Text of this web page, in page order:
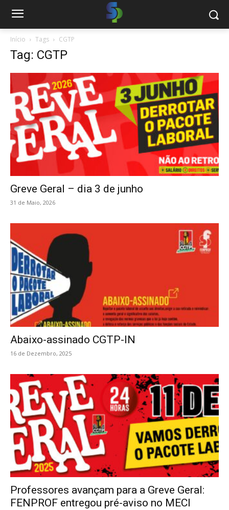
Início Tags CGTP
Tag: CGTP
Greve Geral – dia 3 de junho
31 de Maio, 2026
Abaixo-assinado CGTP-IN
16 de Dezembro, 2025
Professores avançam para a Greve Geral:
FENPROF entregou pré-aviso no MECI